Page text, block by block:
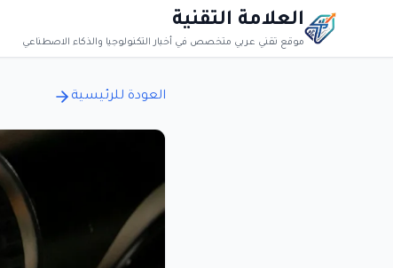
العلامة التقنية
موقع تقني عربي متخصص في أخبار التكنولوجيا والذكاء الاصطناعي
العودة للرئيسية